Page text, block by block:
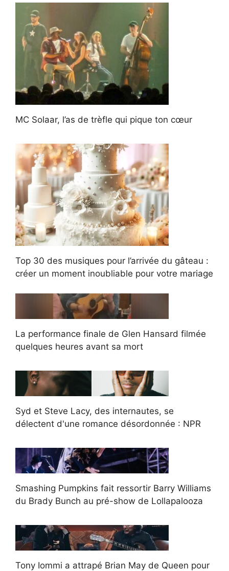
MC Solaar, l’as de trèfle qui pique ton cœur
Top 30 des musiques pour l’arrivée du gâteau :
créer un moment inoubliable pour votre mariage
La performance finale de Glen Hansard filmée
quelques heures avant sa mort
Syd et Steve Lacy, des internautes, se
délectent d'une romance désordonnée : NPR
Smashing Pumpkins fait ressortir Barry Williams
du Brady Bunch au pré-show de Lollapalooza
Tony Iommi a attrapé Brian May de Queen pour